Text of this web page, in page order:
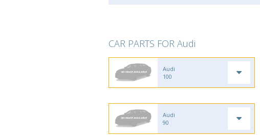
CAR PARTS FOR Audi
Audi
100
Audi
90